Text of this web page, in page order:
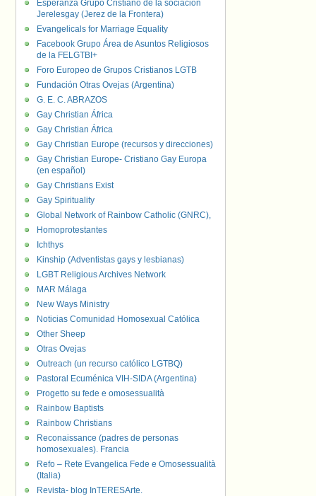
Esperanza Grupo Cristiano de la sociación
Jerelesgay (Jerez de la Frontera)
Evangelicals for Marriage Equality
Facebook Grupo Área de Asuntos Religiosos
de la FELGTBI+
Foro Europeo de Grupos Cristianos LGTB
Fundación Otras Ovejas (Argentina)
G. E. C. ABRAZOS
Gay Christian África
Gay Christian África
Gay Christian Europe (recursos y direcciones)
Gay Christian Europe- Cristiano Gay Europa
(en español)
Gay Christians Exist
Gay Spirituality
Global Network of Rainbow Catholic (GNRC),
Homoprotestantes
Ichthys
Kinship (Adventistas gays y lesbianas)
LGBT Religious Archives Network
MAR Málaga
New Ways Ministry
Noticias Comunidad Homosexual Católica
Other Sheep
Otras Ovejas
Outreach (un recurso católico LGTBQ)
Pastoral Ecuménica VIH-SIDA (Argentina)
Progetto su fede e omosessualità
Rainbow Baptists
Rainbow Christians
Reconaissance (padres de personas
homosexuales). Francia
Refo – Rete Evangelica Fede e Omosessualità
(Italia)
Revista- blog InTERESArte.